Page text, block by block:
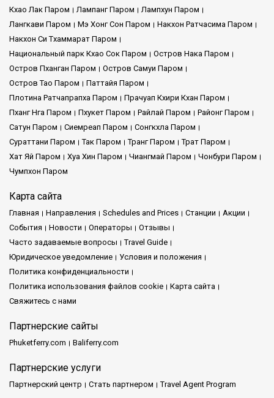
Кхао Лак Паром
Лампанг Паром
Лампхун Паром
Лангкави Паром
Мэ Хонг Сон Паром
Накхон Ратчасима Паром
Накхон Си Тхаммарат Паром
Национальный парк Кхао Сок Паром
Остров Нака Паром
Остров Пханган Паром
Остров Самуи Паром
Остров Тао Паром
Паттайя Паром
Плотина Ратчапрапха Паром
Прачуап Кхири Кхан Паром
Пханг Нга Паром
Пхукет Паром Райлай Паром
Районг Паром
Сатун Паром
Сиемреап Паром
Сонгкхла Паром
Сураттани Паром
Так Паром Транг Паром
Трат Паром
Хат Яй Паром
Хуа Хин Паром Чиангмай Паром
Чонбури Паром
Чумпхон Паром
Карта сайта
Главная Направления Schedules and Prices Cтанции
Акции
События
Новости Операторы
Отзывы
Часто задаваемые вопросы
Travel Guide
Юридическое уведомление
Условия и положения
Политика конфиденциальности
Политика использования файлов cookie
Карта сайта
Свяжитесь с нами
Партнерские сайты
Phuketferry.com Baliferry.com
Партнерские услуги
Партнерский центр Стать партнером Travel Agent Program